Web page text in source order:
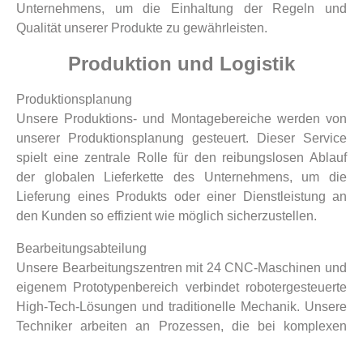
Unternehmens, um die Einhaltung der Regeln und
Qualität unserer Produkte zu gewährleisten.
Produktion und Logistik
Produktionsplanung
Unsere Produktions- und Montagebereiche werden von
unserer Produktionsplanung gesteuert. Dieser Service
spielt eine zentrale Rolle für den reibungslosen Ablauf
der globalen Lieferkette des Unternehmens, um die
Lieferung eines Produkts oder einer Dienstleistung an
den Kunden so effizient wie möglich sicherzustellen.
Bearbeitungsabteilung
Unsere Bearbeitungszentren mit 24 CNC-Maschinen und
eigenem Prototypenbereich verbindet robotergesteuerte
High-Tech-Lösungen und traditionelle Mechanik. Unsere
Techniker arbeiten an Prozessen, die bei komplexen